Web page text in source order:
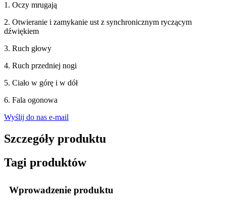
1. Oczy mrugają
2. Otwieranie i zamykanie ust z synchronicznym ryczącym
dźwiękiem
3. Ruch głowy
4. Ruch przedniej nogi
5. Ciało w górę i w dół
6. Fala ogonowa
Wyślij do nas e-mail
Szczegóły produktu
Tagi produktów
Wprowadzenie produktu